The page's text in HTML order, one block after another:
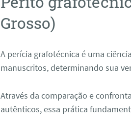
Grosso)
A perícia grafotécnica é uma
manuscritos, determinando sua
Através da comparação e
autênticos, essa prática